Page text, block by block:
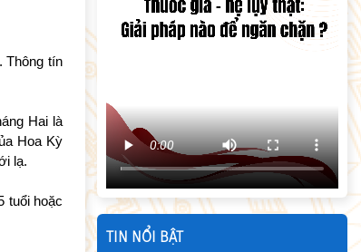
Thông tín
Hai là
Hoa Kỳ
lạ.
tuổi hoặc
TIN NỔI BẬT